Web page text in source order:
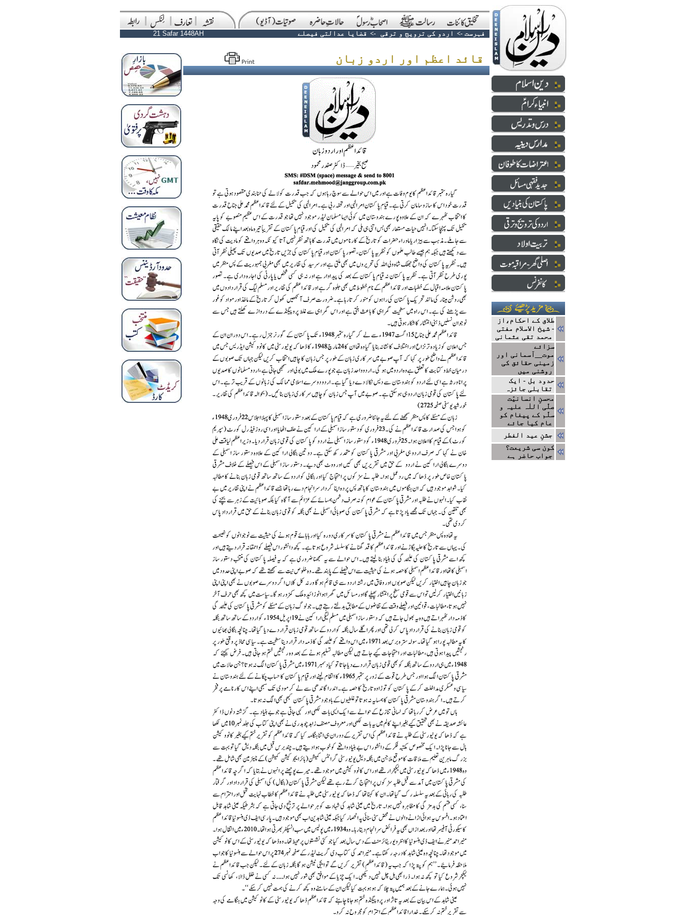
21 Safar 1448AH فہرست -> اردو کی ترویج و ترقی -> قضایا عدالتی فیصلے
طلاق کے احکام،از
- شیخ الاسلام مفتی
محمد تقی عثمانی
سزائے
موت__آسمانی اور
زمینی حقائق کی
روشنی میں
حدود بل - ایک
تقابلی جائزہ
محسنِ انسانیّت
صلّی اللٰہ علیہ و
سلّم کے پیغام کو
عام کیا جائے
جشنِ عید الفطر
کون سی شریعت؟
جواب حاضر ہے